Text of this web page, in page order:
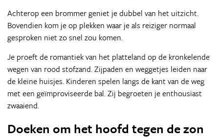
Achterop een brommer geniet je dubbel van het uitzicht.
Bovendien kom je op plekken waar je als reiziger normaal
gesproken niet zo snel zou komen.
Je proeft de romantiek van het platteland op de kronkelende
wegen van rood stofzand. Zijpaden en weggetjes leiden naar
de kleine huisjes. Kinderen spelen langs de kant van de weg
met een geïmproviseerde bal. Zij begroeten je enthousiast
zwaaiend.
Doeken om het hoofd tegen de zon